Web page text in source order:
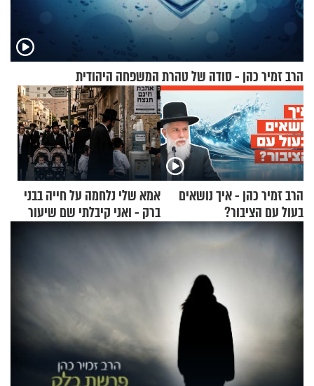
הרב זמיר כהן - סודה של טהרת המשפחה היהודית
הרב זמיר כהן - איך נושאים
בעול עם הציבור?
אמא שלי נלחמה על חייה בבני
ברק - ואני קיבלתי שם שיעור
באהבת חינם